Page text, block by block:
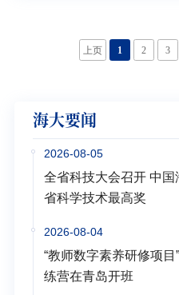
指出，学校党委高度重视
远发展、打造忠诚干净担当
上页 1 2 3
海大要闻
2026-08-05
全省科技大会召开 中
省科学技术最高奖
2026-08-04
“教师数字素养研修项
练营在青岛开班